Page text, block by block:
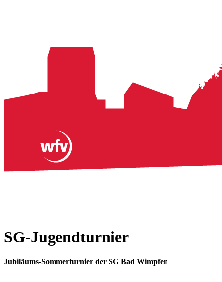
SG-Jugendturnier
Jubiläums-Sommerturnier der SG Bad Wimpfen